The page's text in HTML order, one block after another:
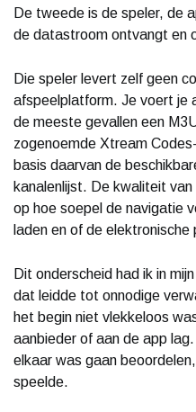
De tweede is de speler, de
de datastroom ontvangt en
Die speler levert zelf geen
afspeelplatform. Je voert je
de meeste gevallen een
zogenoemde Xtream
basis daarvan de
kanalenlijst. De kwaliteit
op hoe soepel de navigatie
laden en of de
Dit onderscheid had ik in
dat leidde tot onnodige
het begin niet vlekkeloos
aanbieder of aan de app
elkaar was gaan
speelde.